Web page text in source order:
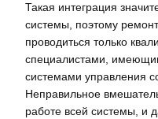
Такая интеграция
системы, поэтому
проводиться только
специалистами,
системами управления
Неправильное
работе всей системы, и